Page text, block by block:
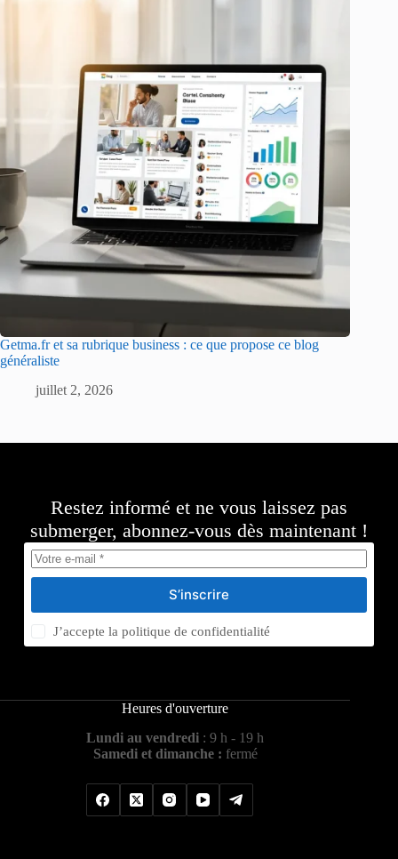
Getma.fr et sa rubrique business : ce que propose ce blog
généraliste
juillet 2, 2026
Restez informé et ne vous laissez pas
submerger, abonnez-vous dès maintenant !
S’inscrire
J’accepte lapolitique de confidentialité
Heures d'ouverture
Lundi au vendredi : 9 h - 19 h
Samedi et dimanche : fermé